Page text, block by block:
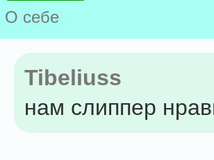
О себе
Tibeliuss
нам слиппер